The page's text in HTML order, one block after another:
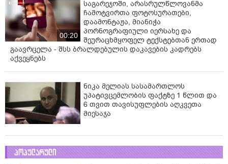
00:20
საგარეჯოში, არასრულწლოვანმა
ჩამოტვირთა ფოტოსურათები,
დაამონტაჟა, მიანიჭა
პორნოგრაფიული იერსახე და
შეურაცხმყოფელ ტექსტებთან ერთად
გაავრცელა - შსს ბრალდებულის დაკავების კადრებს
აქვეყნებს
ნიკა მელიას სასამართლოს
უპატივცემლობის ფაქტზე 1 წლით და
6 თვით თავისუფლების აღკვეთა
მიესაჯა
პოპულარული